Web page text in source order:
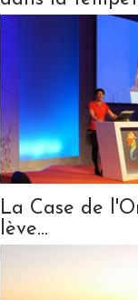
La Case de
lève…